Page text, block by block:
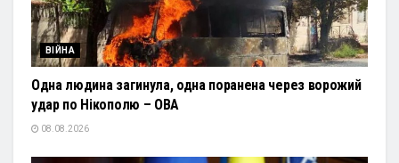
ВІЙНА
Одна людина загинула, одна поранена через ворожий
удар по Нікополю – ОВА
08.08.2026